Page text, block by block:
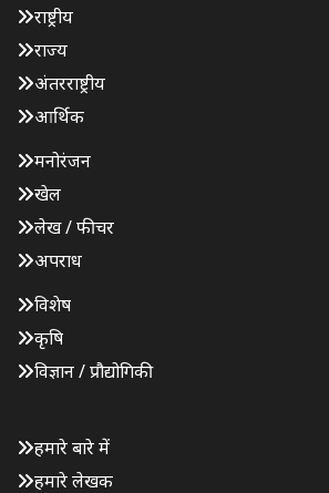
राष्ट्रीय
राज्य
अंतरराष्ट्रीय
आर्थिक
मनोरंजन
खेल
लेख / फीचर
अपराध
विशेष
कृषि
विज्ञान / प्रौद्योगिकी
हमारे बारे में
हमारे लेखक